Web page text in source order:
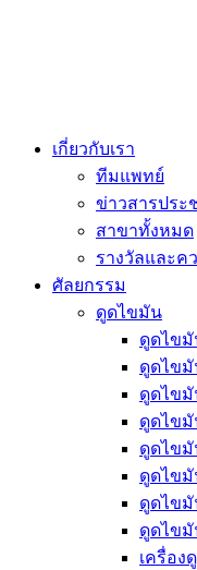
เกี่ยวกับเรา
ทีมแพทย์
ข่าวสารประ
สาขาทั้งหมด
รางวัลและค
ศัลยกรรม
ดูดไขมัน
ดูดไขมั
ดูดไข
ดูดไข
ดูดไข
ดูดไขมั
ดูดไข
ดูดไข
ดูดไขมั
เครื่อง